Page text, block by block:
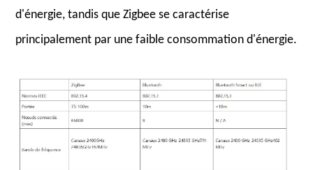
d'énergie, tandis que Zigbee se caractérise
principalement par une faible consommation d'énergie.